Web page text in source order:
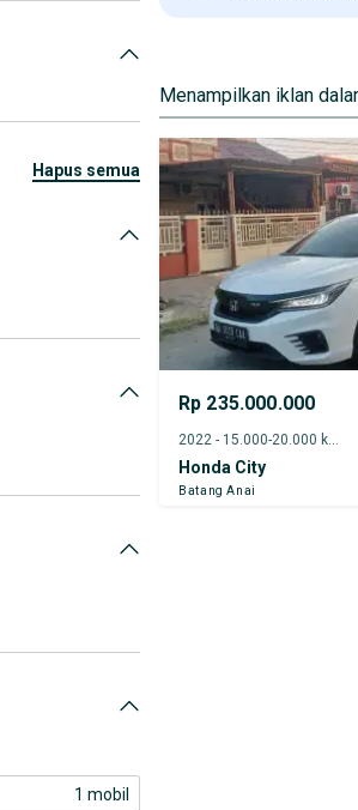
hapus semua
1 mobil
Menampilkan iklan
Rp 235.000.000
Honda City
Batang Anai